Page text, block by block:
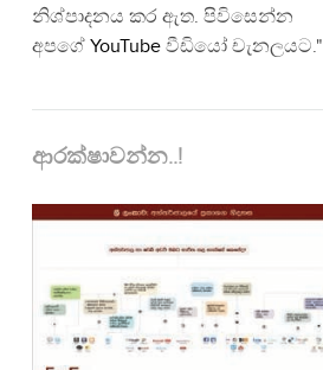
නිශ්පාදනය කර ඇත. පිවිසෙන්න
අපගේ YouTube වීඩියෝ චැනලයට."
ආරක්ෂාවන්න..!